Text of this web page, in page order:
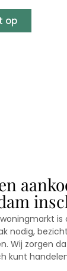
op
is
nodig,
Wij zorgen
kunt